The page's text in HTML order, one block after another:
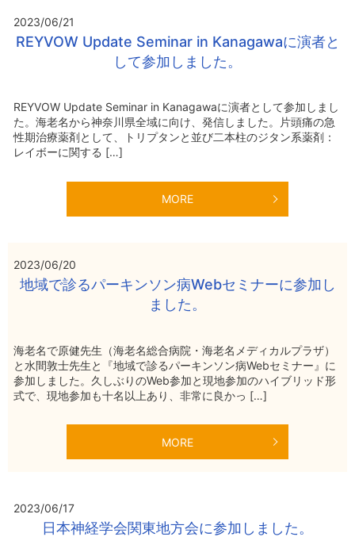
2023/06/21
REYVOW Update Seminar in Kanagawaに演者と
して参加しました。
REYVOW Update Seminar in Kanagawaに演者として参加しまし
た。海老名から神奈川県全域に向け、発信しました。片頭痛の急
性期治療薬剤として、トリプタンと並び二本柱のジタン系薬剤：
レイボーに関する […]
MORE
2023/06/20
地域で診るパーキンソン病Webセミナーに参加し
ました。
海老名で原健先生（海老名総合病院・海老名メディカルプラザ）
と水間敦士先生と『地域で診るパーキンソン病Webセミナー』に
参加しました。久しぶりのWeb参加と現地参加のハイブリッド形
式で、現地参加も十名以上あり、非常に良かっ […]
MORE
2023/06/17
日本神経学会関東地方会に参加しました。